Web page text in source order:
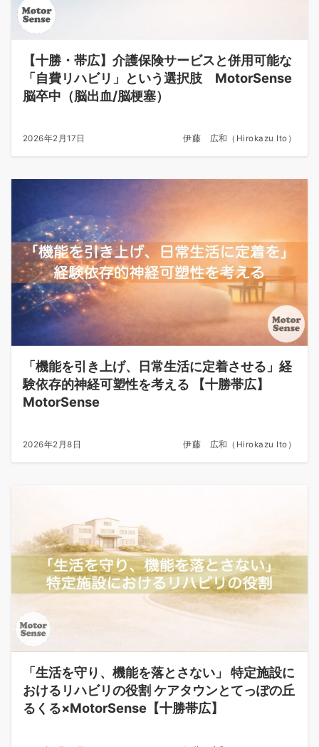
【十勝・帯広】介護保険サービスと併用可能な
「自費リハビリ」という選択肢 MotorSense
脳卒中（脳出血/脳梗塞）
2026年2月17日 伊藤 広和（Hirokazu Ito）
「機能を引き上げ、日常生活に定着させる」経
験依存的神経可塑性を考える 【十勝帯広】
MotorSense
2026年2月8日 伊藤 広和（Hirokazu Ito）
「生活を守り、機能を落とさない」 特定施設に
おけるリハビリの役割 ケアタウンとてっぽの丘
るくる×MotorSense【十勝帯広】